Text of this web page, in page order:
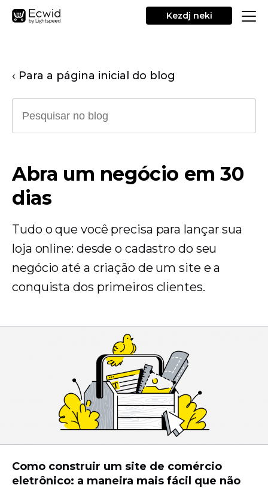
Kezdj neki
‹ Para a página inicial do blog
Abra um negócio em 30
dias
Tudo o que você precisa para lançar sua
loja online: desde o cadastro do seu
negócio até a criação de um site e a
conquista dos primeiros clientes.
Como construir um site de comércio
eletrônico: a maneira mais fácil que não